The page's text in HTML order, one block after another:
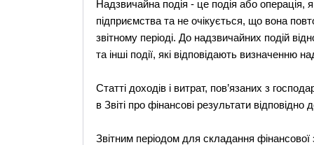
Надзвичайна подія - це подія або операція,
підприємства та не очікується, що вона
звітному періоді. До надзвичайних подій
та інші події, які відповідають визначенню
Статті доходів і витрат, пов’язаних з
в Звіті про фінансові результати
Звітним періодом для складання фінансової